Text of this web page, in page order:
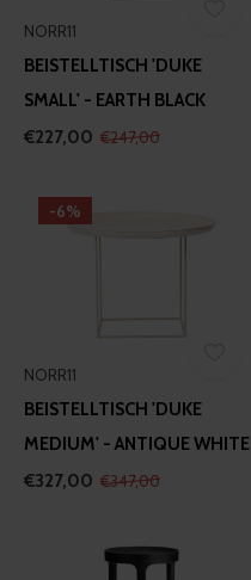
NORR11
BEISTELLTISCH 'DUKE
SMALL' - EARTH BLACK
€227,00 €247,00
-6%
NORR11
BEISTELLTISCH 'DUKE
MEDIUM' - ANTIQUE WHITE
€327,00 €347,00